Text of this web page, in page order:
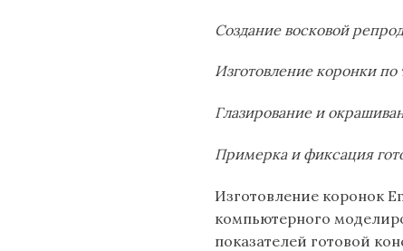
Создание восковой
Изготовление коронки по
Глазирование и
Примерка и фиксация
Изготовление коронок
компьютерного
показателей готовой